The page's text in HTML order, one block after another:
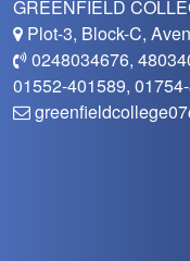
GREENFIELD
Plot-3, Block-C,
0248034676,
01552-401589,